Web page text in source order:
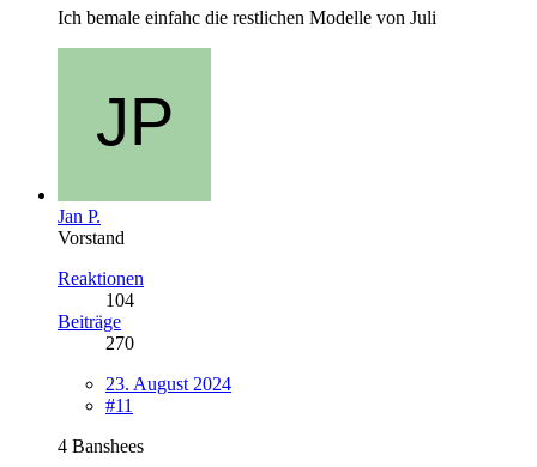
Ich bemale einfahc die restlichen Modelle von Juli
Jan P.
Vorstand
Reaktionen
104
Beiträge
270
23. August 2024
#11
4 Banshees